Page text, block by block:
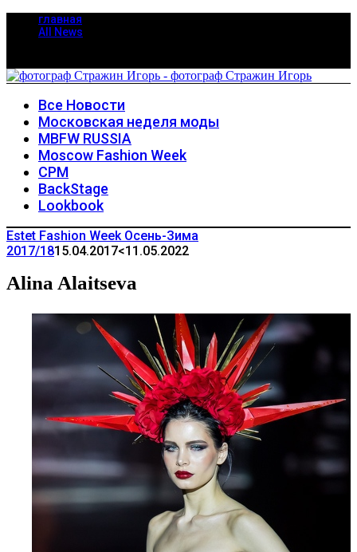
главная
All News
Все Новости
Московская неделя моды
MBFW RUSSIA
Moscow Fashion Week
CPM
BackStage
Lookbook
Estet Fashion Week Осень-Зима
2017/1815.04.2017<11.05.2022
Alina Alaitseva